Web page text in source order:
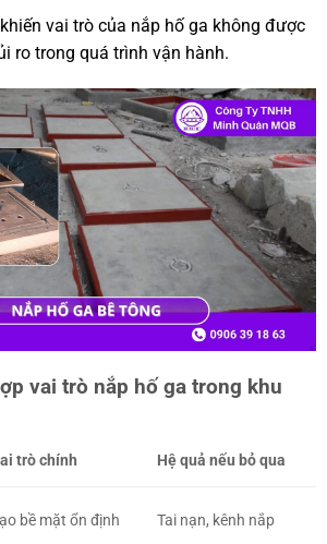
vai trò của nắp hố ga không được
ro trong quá trình vận hành.
vai trò nắp hố ga trong khu
trò chính Hệ quả nếu bỏ qua
bề mặt ổn định Tai nạn, kênh nắp